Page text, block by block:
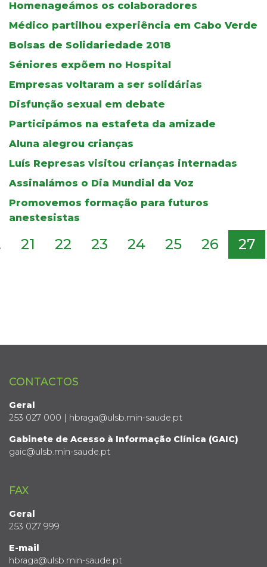
Homenageámos os colaboradores
Médico partilhou experiência em Cabo Verde
Bolsas de Solidariedade 2018
Séniores expõem no Hospital
Empresas voltaram a ser solidárias
Disfunção sexual em debate
Participámos na estafeta da amizade
Aluna alegrou crianças
Luís Represas visitou crianças internadas
Assinalámos o Dia Mundial da Voz
Promovemos formação para futuros
anestesistas
21 22 23 24 25 26 27
CONTACTOS
Geral
253 027 000 | hbraga@ulsb.min-saude.pt
Gabinete de Acesso à Informação Clínica (GAIC)
gaic@ulsb.min-saude.pt
FAX
Geral
253 027 999
E-mail
hbraga@ulsb.min-saude.pt